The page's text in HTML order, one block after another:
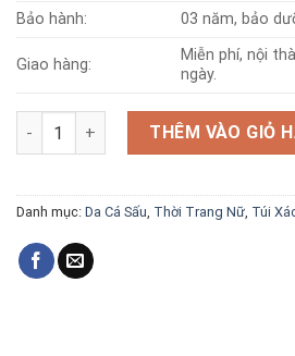
Bảo hành:
03 năm, bảo
Giao hàng:
Miễn phí, nội
ngày.
Túi da cá sấu T180 trơn số lượng
THÊM VÀO GIỎ
Danh mục: Da Cá Sấu, Thời Trang Nữ, Túi